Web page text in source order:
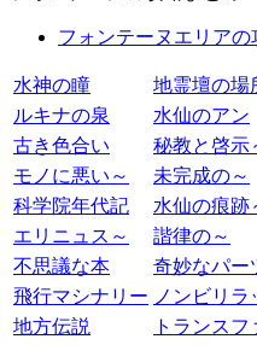
フォンテーヌエリアの
水神の瞳
地霊壇の場
ルキナの泉
水仙のアン
古き色合い
秘教と啓示
モノに悪い～
未完成の～
科学院年代記
水仙の痕跡
エリニュス～
諧律の～
不思議な本
奇妙なパー
飛行マシナリー ノンビリラ
地方伝説
トランス